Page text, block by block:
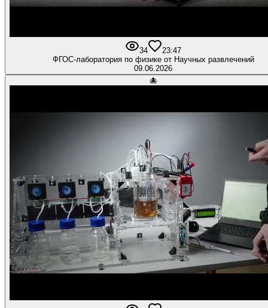
34 23:47
ФГОС-лаборатория по физике от Научных развлечений
09.06.2026
🐙